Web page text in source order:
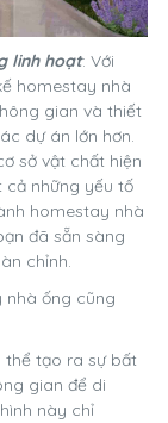
linh hoạt: Với
homestay nhà
gian và thiết
dự án lớn hơn.
sở vật chất hiện
cả những yếu tố
homestay nhà
đã sẵn sàng
chỉnh.
nhà ống cũng
thể tạo ra sự bất
gian để di
này chỉ